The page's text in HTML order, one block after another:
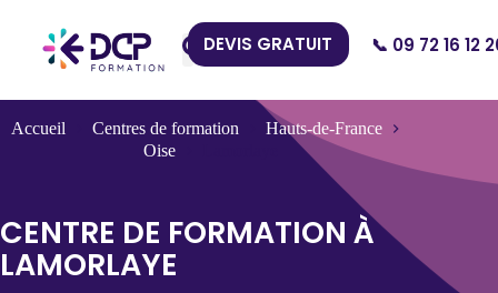
DEVIS GRATUIT 📞 09 72 16 12
Accueil Centres de formation
Hauts-de-France
Oise
CENTRE DE FORMATION À
LAMORLAYE